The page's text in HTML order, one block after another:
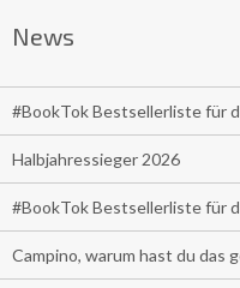
News
#BookTok Bestsellerliste für
Halbjahressieger 2026
#BookTok Bestsellerliste für
Campino, warum hast du das